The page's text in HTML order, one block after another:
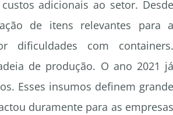
adicionais ao setor. Desde
de itens relevantes para a
dificuldades com containers.
de produção. O ano 2021 já
Esses insumos definem grande
duramente para as empresas